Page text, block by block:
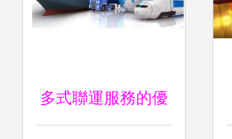
多式聯運服務的優